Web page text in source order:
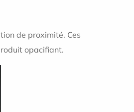
de proximité. Ces
opacifiant.